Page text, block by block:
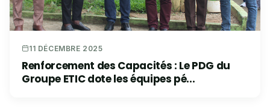
11 DÉCEMBRE 2025
Renforcement des Capacités : Le PDG du
Groupe ETIC dote les équipes pé...